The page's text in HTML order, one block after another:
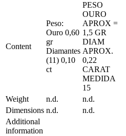
Content
Peso:
Ouro 0,60
gr
Diamantes
(11) 0,10
ct
PESO
OURO
APROX =
1,5 GR
DIAM
APROX.
0,22
CARAT
MEDIDA
15
Weight
n.d. n.d.
Dimensions n.d. n.d.
Additional
information